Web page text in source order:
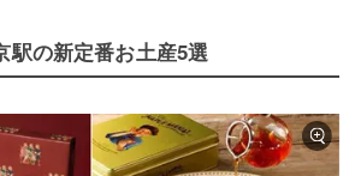
駅の新定番お土産5選